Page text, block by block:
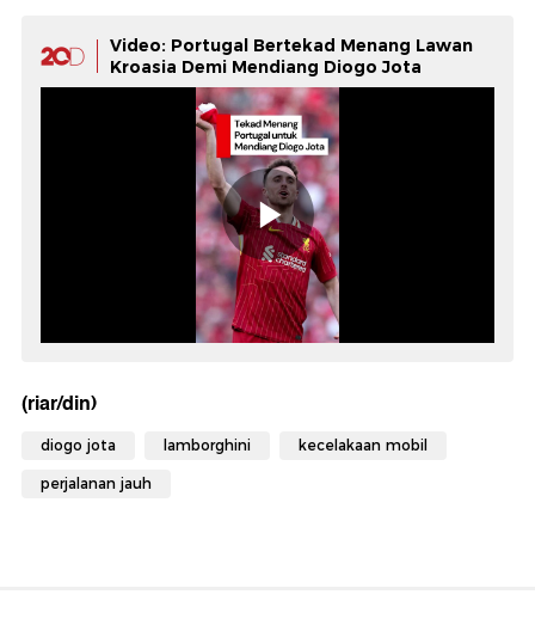
Video: Portugal Bertekad Menang Lawan
Kroasia Demi Mendiang Diogo Jota
(riar/din)
diogo jota lamborghini kecelakaan mobil
perjalanan jauh